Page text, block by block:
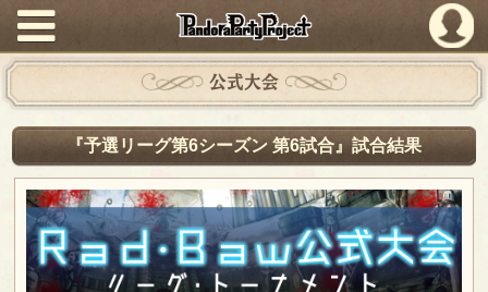
PandoraPartyProject
公式大会
『予選リーグ第6シーズン 第6試合』試合結果